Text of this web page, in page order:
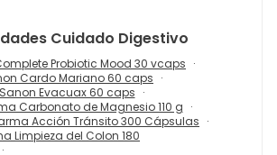
Cuidado Digestivo
Probiotic Mood 30 vcaps
Cardo Mariano 60 caps
Sanon Evacuax 60 caps
Carbonato de Magnesio 110 g
Acción Tránsito 300 Cápsulas
Limpieza del Colon 180